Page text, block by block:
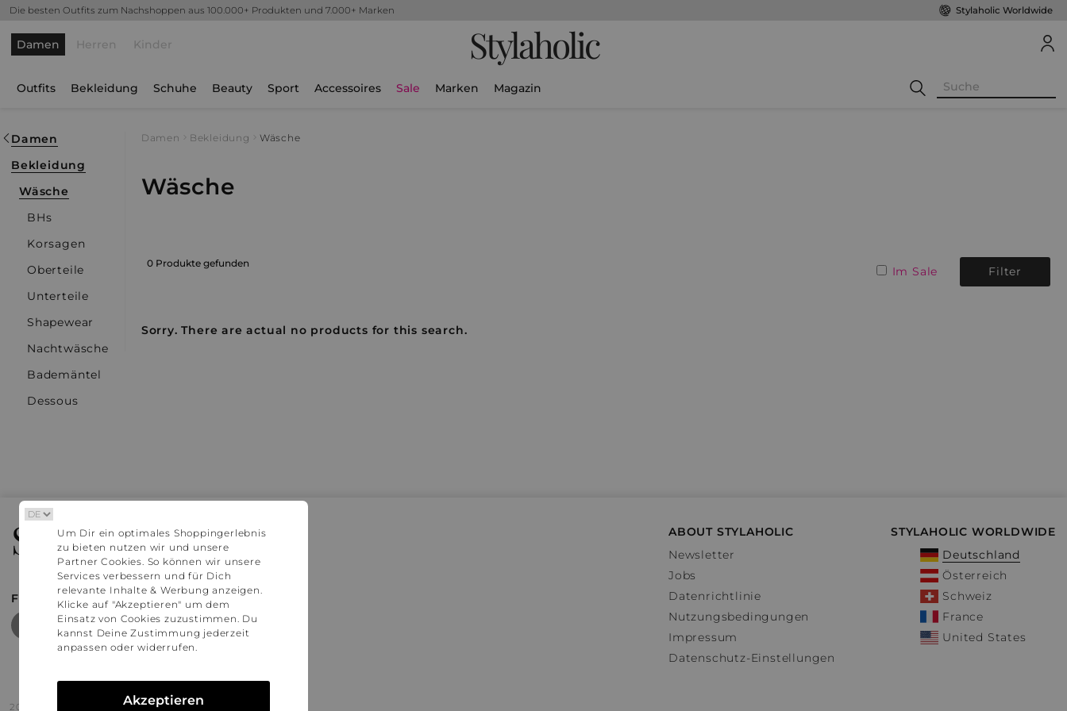
Die besten Outfits zum Nachshoppen aus 100.000+ Produkten und 7.000+ Marken Stylaholic Worldwide
Damen Herren Kinder Stylaholic
Outfits Bekleidung Schuhe Beauty Sport Accessoires Sale Marken Magazin
Damen
Bekleidung
Wäsche
BHs
Korsagen
Oberteile
Unterteile
Shapewear
Nachtwäsche
Bademäntel
Dessous
Damen Bekleidung Wäsche
Wäsche
0 Produkte gefunden
Im Sale Filter
Sorry. There are actual no products for this search.
Stylaholic
FIND MORE INSPIRATION
ABOUT STYLAHOLIC
Newsletter
Jobs
Datenrichtlinie
Nutzungsbedingungen
Impressum
Datenschutz-Einstellungen
STYLAHOLIC WORLDWIDE
Deutschland
Österreich
Schweiz
France
United States
2016 - 2026 © Stylaholic.
Um Dir ein optimales Shoppingerlebnis
zu bieten nutzen wir und unsere
Partner Cookies. So können wir unsere
Services verbessern und für Dich
relevante Inhalte & Werbung anzeigen.
Klicke auf "Akzeptieren" um dem
Einsatz von Cookies zuzustimmen. Du
kannst Deine Zustimmung jederzeit
anpassen oder widerrufen.
Akzeptieren